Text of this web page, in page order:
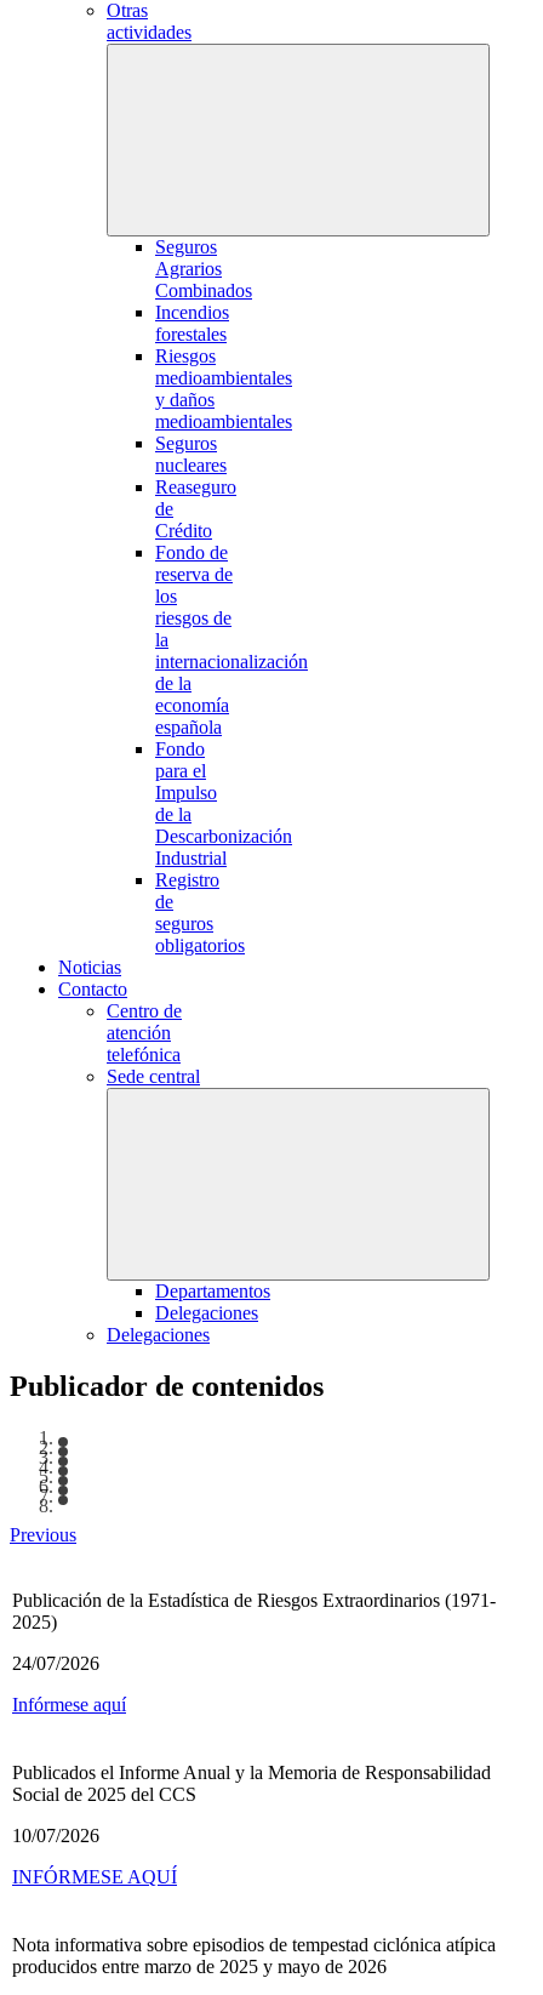
Otras
actividades
Seguros
Agrarios
Combinados
Incendios
forestales
Riesgos
medioambientales
y daños
medioambientales
Seguros
nucleares
Reaseguro
de
Crédito
Fondo de
reserva de
los
riesgos de
la
internacionalización
de la
economía
española
Fondo
para el
Impulso
de la
Descarbonización
Industrial
Registro
de
seguros
obligatorios
Noticias
Contacto
Centro de
atención
telefónica
Sede central
Departamentos
Delegaciones
Delegaciones
Publicador de contenidos
Previous
Publicación de la Estadística de Riesgos Extraordinarios (1971-
2025)
24/07/2026
Infórmese aquí
Publicados el Informe Anual y la Memoria de Responsabilidad
Social de 2025 del CCS
10/07/2026
INFÓRMESE AQUÍ
Nota informativa sobre episodios de tempestad ciclónica atípica
producidos entre marzo de 2025 y mayo de 2026